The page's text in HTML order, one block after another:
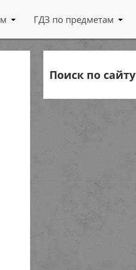
ГДЗ по предметам
Поиск по сайту